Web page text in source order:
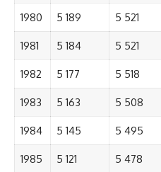
1980 5 189 5 521
1981 5 184 5 521
1982 5 177 5 518
1983 5 163 5 508
1984 5 145 5 495
1985 5 121 5 478